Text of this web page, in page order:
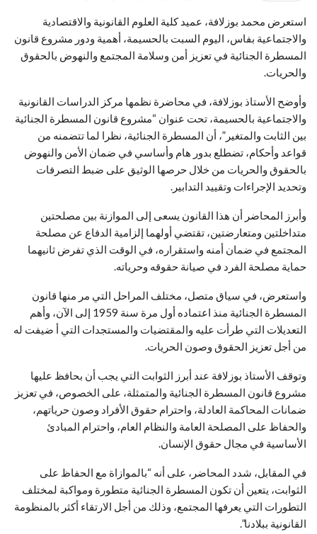
استعرض محمد بوزلافة، عميد كلية العلوم القانونية والاقتصادية
والاجتماعية بفاس، اليوم السبت بالحسيمة، أهمية ودور مشروع قانون
المسطرة الجنائية في تعزيز أمن وسلامة المجتمع والنهوض بالحقوق
والحريات.
وأوضح الأستاذ بوزلافة، في محاضرة نظمها مركز الدراسات القانونية
والاجتماعية بالحسيمة، تحت عنوان “مشروع قانون المسطرة الجنائية
بين الثابت والمتغير”، أن المسطرة الجنائية، نظرا لما تتضمنه من
قواعد وأحكام، تضطلع بدور هام وأساسي في ضمان الأمن والنهوض
بالحقوق والحريات من خلال حرصها الوثيق على ضبط التصرفات
وتحديد الإجراءات وتقييد التدابير.
وأبرز المحاضر أن هذا القانون يسعى إلى الموازنة بين مصلحتين
متداخلتين ومتعارضتين، تقتضي أولهما إلزامية الدفاع عن مصلحة
المجتمع في ضمان أمنه واستقراره، في الوقت الذي تفرض ثانيهما
حماية مصلحة الفرد في صيانة حقوقه وحرياته.
واستعرض، في سياق متصل، مختلف المراحل التي مر منها قانون
المسطرة الجنائية منذ اعتماده أول مرة سنة 1959 إلى الآن، وأهم
التعديلات التي طرأت عليه والمقتضيات والمستجدات التي أ ضيفت له
من أجل تعزيز الحقوق وصون الحريات.
وتوقف الأستاذ بوزلافة عند أبرز الثوابت التي يجب أن بحافظ عليها
مشروع قانون المسطرة الجنائية والمتمثلة، على الخصوص، في تعزيز
ضمانات المحاكمة العادلة، واحترام حقوق الأفراد وصون حرياتهم،
والحفاظ على المصلحة العامة والنظام العام، واحترام المبادئ
الأساسية في مجال حقوق الإنسان.
في المقابل، شدد المحاضر، على أنه “بالموازاة مع الحفاظ على
الثوابت، يتعين أن تكون المسطرة الجنائية متطورة ومواكبة لمختلف
التطورات التي يعرفها المجتمع، وذلك من أجل الارتقاء أكثر بالمنظومة
القانونية ببلادنا”.